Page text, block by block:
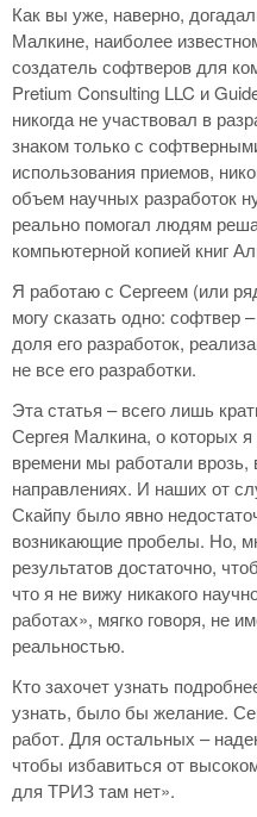
Как вы уже, наверно,
Малкине, наиболее
создатель софтверов для
Pretium Consulting LLC и
никогда не участвовал в
знаком только с
использования приемов,
объем научных разработок
реально помогал людям
компьютерной копией книг
Я работаю с Сергеем (или
могу сказать одно: софтвер
доля его разработок,
не все его разработки.
Эта статья – всего лишь
Сергея Малкина, о которых
времени мы работали
направлениях. И наших от
Скайпу было явно
возникающие пробелы. Но,
результатов достаточно,
что я не вижу никакого
работах», мягко говоря, не
реальностью.
Кто захочет узнать
узнать, было бы желание.
работ. Для остальных –
чтобы избавиться от
для ТРИЗ там нет».